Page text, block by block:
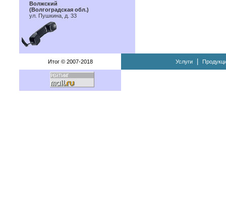
Волжский
(Волгоградская обл.)
ул. Пушкина, д. 33
Итог © 2007-2018 Услуги